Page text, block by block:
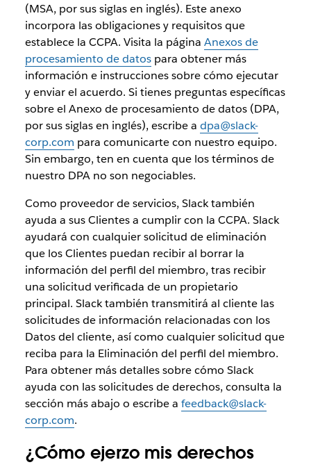
(MSA, por sus siglas en inglés). Este anexo
incorpora las obligaciones y requisitos que
establece la CCPA. Visita la página Anexos de
procesamiento de datospara obtener más
información e instrucciones sobre cómo ejecutar
y enviar el acuerdo. Si tienes preguntas específicas
sobre el Anexo de procesamiento de datos (DPA,
por sus siglas en inglés), escribe a dpa@slack-
corp.com para comunicarte con nuestro equipo.
Sin embargo, ten en cuenta que los términos de
nuestro DPA no son negociables.
Como proveedor de servicios, Slack también
ayuda a sus Clientes a cumplir con la CCPA. Slack
ayudará con cualquier solicitud de eliminación
que los Clientes puedan recibir al borrar la
información del perfil del miembro, tras recibir
una solicitud verificada de un propietario
principal. Slack también transmitirá al cliente las
solicitudes de información relacionadas con los
Datos del cliente, así como cualquier solicitud que
reciba para la Eliminación del perfil del miembro.
Para obtener más detalles sobre cómo Slack
ayuda con las solicitudes de derechos, consulta la
sección más abajo o escribe a feedback@slack-
corp.com.
¿Cómo ejerzo mis derechos